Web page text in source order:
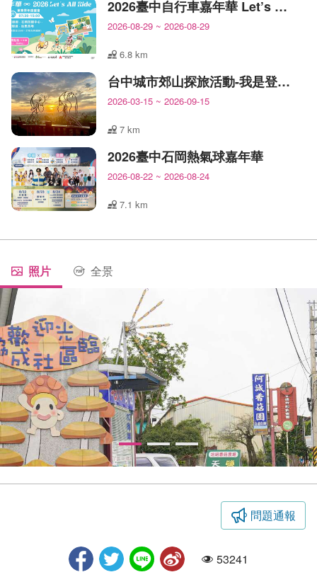
2026臺中自行車嘉年華 Let’s All Ride!
2026-08-29 ~ 2026-08-29
6.8 km
台中城市郊山探旅活動-我是登山王
2026-03-15 ~ 2026-09-15
7 km
2026臺中石岡熱氣球嘉年華
2026-08-22 ~ 2026-08-24
7.1 km
照片 全景
問題通報
人氣53241